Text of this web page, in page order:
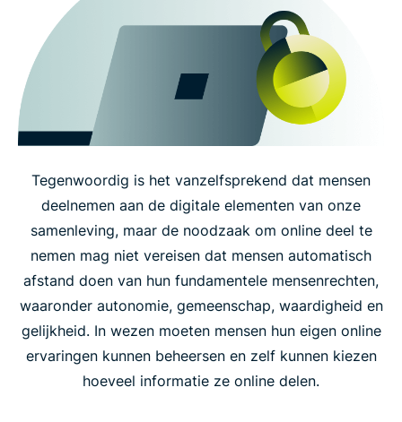
Tegenwoordig is het vanzelfsprekend dat mensen
deelnemen aan de digitale elementen van onze
samenleving, maar de noodzaak om online deel te
nemen mag niet vereisen dat mensen automatisch
afstand doen van hun fundamentele mensenrechten,
waaronder autonomie, gemeenschap, waardigheid en
gelijkheid. In wezen moeten mensen hun eigen online
ervaringen kunnen beheersen en zelf kunnen kiezen
hoeveel informatie ze online delen.